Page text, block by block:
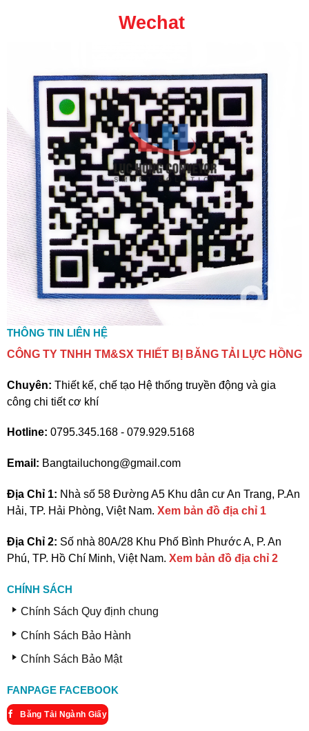
Wechat
THÔNG TIN LIÊN HỆ
CÔNG TY TNHH TM&SX THIẾT BỊ BĂNG TẢI LỰC HỒNG
Chuyên: Thiết kế, chế tạo Hệ thống truyền động và gia
công chi tiết cơ khí
Hotline: 0795.345.168 - 079.929.5168
Email: Bangtailuchong@gmail.com
Địa Chỉ 1: Nhà số 58 Đường A5 Khu dân cư An Trang, P.An
Hải, TP. Hải Phòng, Việt Nam. Xem bản đồ địa chỉ 1
Địa Chỉ 2: Số nhà 80A/28 Khu Phố Bình Phước A, P. An
Phú, TP. Hồ Chí Minh, Việt Nam. Xem bản đồ địa chỉ 2
CHÍNH SÁCH
Chính Sách Quy định chung
Chính Sách Bảo Hành
Chính Sách Bảo Mật
FANPAGE FACEBOOK
Băng Tải Ngành Giấy